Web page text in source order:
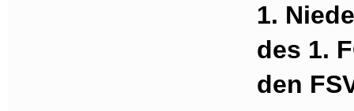
1.
des 1.
den